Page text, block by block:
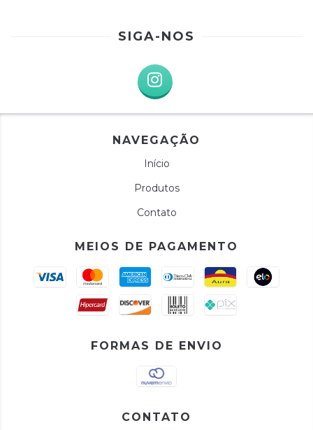
SIGA-NOS
NAVEGAÇÃO
Início
Produtos
Contato
MEIOS DE PAGAMENTO
FORMAS DE ENVIO
CONTATO